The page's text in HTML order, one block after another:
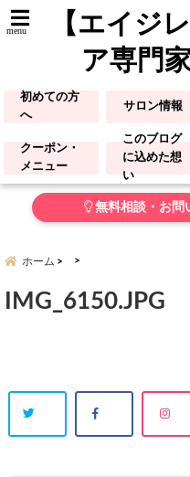
menu
【エイジ
ア専門
初めての方
へ
サロン情報
クーポン・
メニュー
このブログ
に込めた想
い
無料相談・お問
ホーム
IMG_6150.JPG